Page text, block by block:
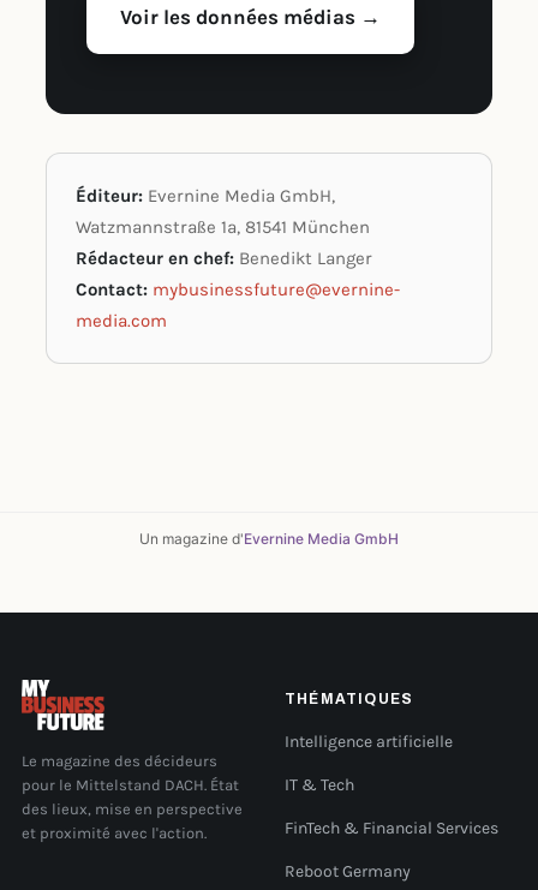
Voir les données médias →
Éditeur: Evernine Media GmbH,
Watzmannstraße 1a, 81541 München
Rédacteur en chef: Benedikt Langer
Contact: mybusinessfuture@evernine-
media.com
Un magazine d'Evernine Media GmbH
Le magazine des décideurs
pour le Mittelstand DACH. État
des lieux, mise en perspective
et proximité avec l'action.
THÉMATIQUES
Intelligence artificielle
IT & Tech
FinTech & Financial Services
Reboot Germany